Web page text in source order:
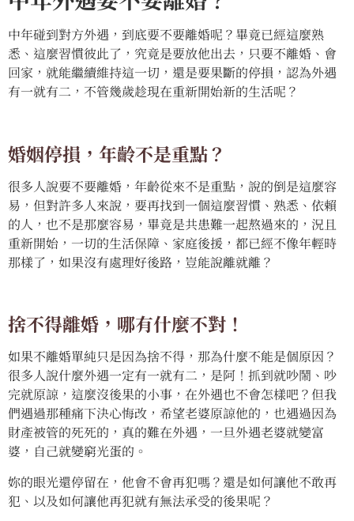
中年碰到對方外遇，到底要不要離婚呢？畢竟已經這麼熟
悉、這麼習慣彼此了，究竟是要放他出去，只要不離婚、會
回家，就能繼續維持這一切，還是要果斷的停損，認為外遇
有一就有二，不管幾歲趁現在重新開始新的生活呢？
婚姻停損，年齡不是重點？
很多人說要不要離婚，年齡從來不是重點，說的倒是這麼容
易，但對許多人來說，要再找到一個這麼習慣、熟悉、依賴
的人，也不是那麼容易，畢竟是共患難一起熬過來的，況且
重新開始，一切的生活保障、家庭後援，都已經不像年輕時
那樣了，如果沒有處理好後路，豈能說離就離？
捨不得離婚，哪有什麼不對！
如果不離婚單純只是因為捨不得，那為什麼不能是個原因？
很多人說什麼外遇一定有一就有二，是阿！抓到就吵鬧、吵
完就原諒，這麼沒後果的小事，在外遇也不會怎樣吧？但我
們遇過那種痛下決心悔改，希望老婆原諒他的，也遇過因為
財產被管的死死的，真的難在外遇，一旦外遇老婆就變富
婆，自己就變窮光蛋的。
妳的眼光還停留在，他會不會再犯嗎？還是如何讓他不敢再
犯、以及如何讓他再犯就有無法承受的後果呢？